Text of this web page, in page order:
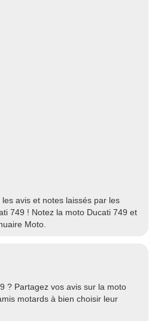
avis et notes laissés par les
749 ! Notez la moto Ducati 749 et
Moto.
? Partagez vos avis sur la moto
motards à bien choisir leur